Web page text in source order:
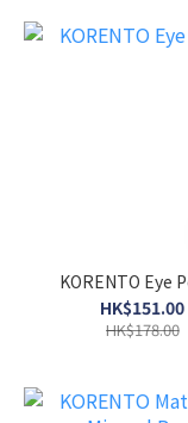
KORENTO Eye
HK$151.00
HK$178.00